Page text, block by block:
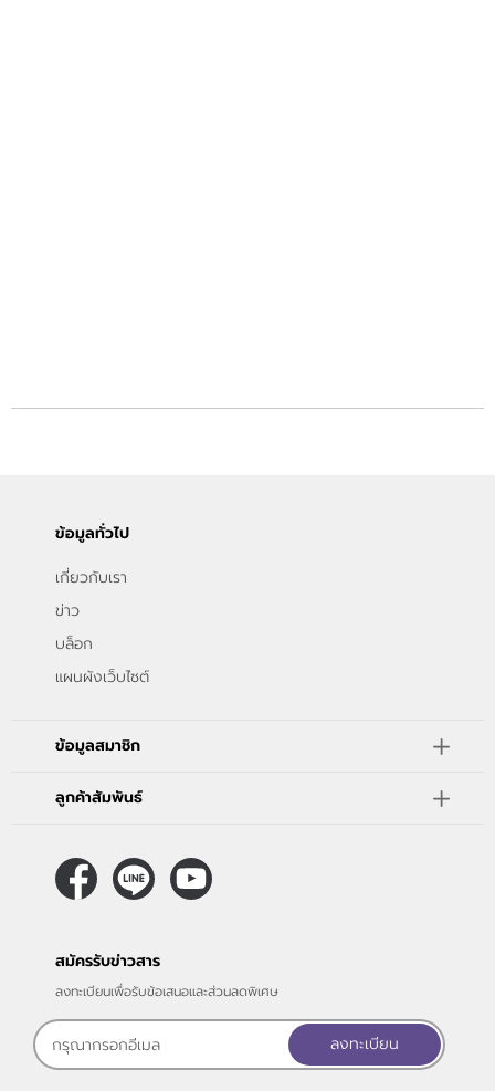
ข้อมูลทั่วไป
เกี่ยวกับเรา
ข่าว
บล็อก
แผนผังเว็บไซต์
ข้อมูลสมาชิก
ลูกค้าสัมพันธ์
สมัครรับข่าวสาร
ลงทะเบียนเพื่อรับข้อเสนอและส่วนลดพิเศษ
ลงทะเบียน